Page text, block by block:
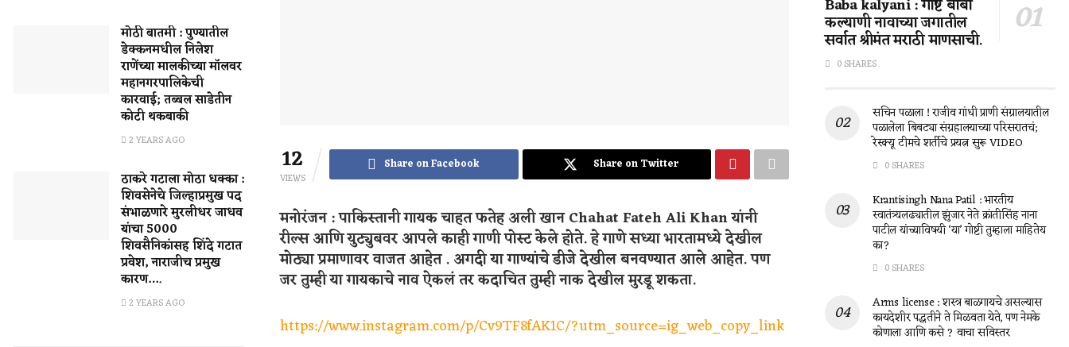
12
VIEWS
Share on Facebook Share on Twitter
मनोरंजन : पाकिस्तानी गायक चाहत फतेह अली खान Chahat Fateh Ali Khan यांनी
रील्स आणि युट्युबवर आपले काही गाणी पोस्ट केले होते. हे गाणे सध्या भारतामध्ये देखील
मोठ्या प्रमाणावर वाजत आहेत . अगदी या गाण्यांचे डीजे देखील बनवण्यात आले आहेत. पण
जर तुम्ही या गायकाचे नाव ऐकलं तर कदाचित तुम्ही नाक देखील मुरडू शकता.
https://www.instagram.com/p/Cv9TF8fAK1C/?utm_source=ig_web_copy_link
मोठी बातमी : पुण्यातील
डेक्कनमधील निलेश
राणेंच्या मालकीच्या मॉलवर
महानगरपालिकेची
कारवाई; तब्बल साडेतीन
कोटी थकबाकी
2 YEARS AGO
ठाकरे गटाला मोठा धक्का :
शिवसेनेचे जिल्हाप्रमुख पद
संभाळणारे मुरलीधर जाधव
यांचा 5000
शिवसैनिकांसह शिंदे गटात
प्रवेश, नाराजीच प्रमुख
कारण….
2 YEARS AGO
Baba kalyani : गोष्ट बाबा
कल्याणी नावाच्या जगातील
सर्वात श्रीमंत मराठी माणसाची.
0 SHARES
सचिन पळाला ! राजीव गांधी प्राणी संग्रालयातील
पळालेला बिबट्या संग्रहालयाच्या परिसरातचं;
रेस्क्यू टीमचे शर्तीचे प्रयत्न सुरू VIDEO
0 SHARES
Krantisingh Nana Patil : भारतीय
स्वातंत्र्यलढ्यातील झुंजार नेते क्रांतीसिंह नाना
पाटील यांच्याविषयी ‘या’ गोष्टी तुम्हाला माहितेय
का?
0 SHARES
Arms license : शस्त्र बाळगायचे असल्यास
कायदेशीर पद्धतीने ते मिळवता येते, पण नेमके
कोणाला आणि कसे ? वाचा सविस्तर